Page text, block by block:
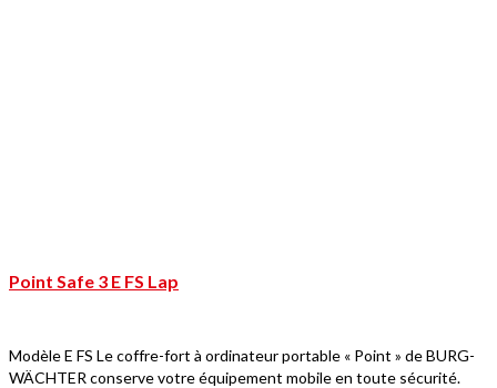
Point Safe 3 E FS Lap
Modèle E FS Le coffre-fort à ordinateur portable « Point » de BURG-
WÄCHTER conserve votre équipement mobile en toute sécurité.